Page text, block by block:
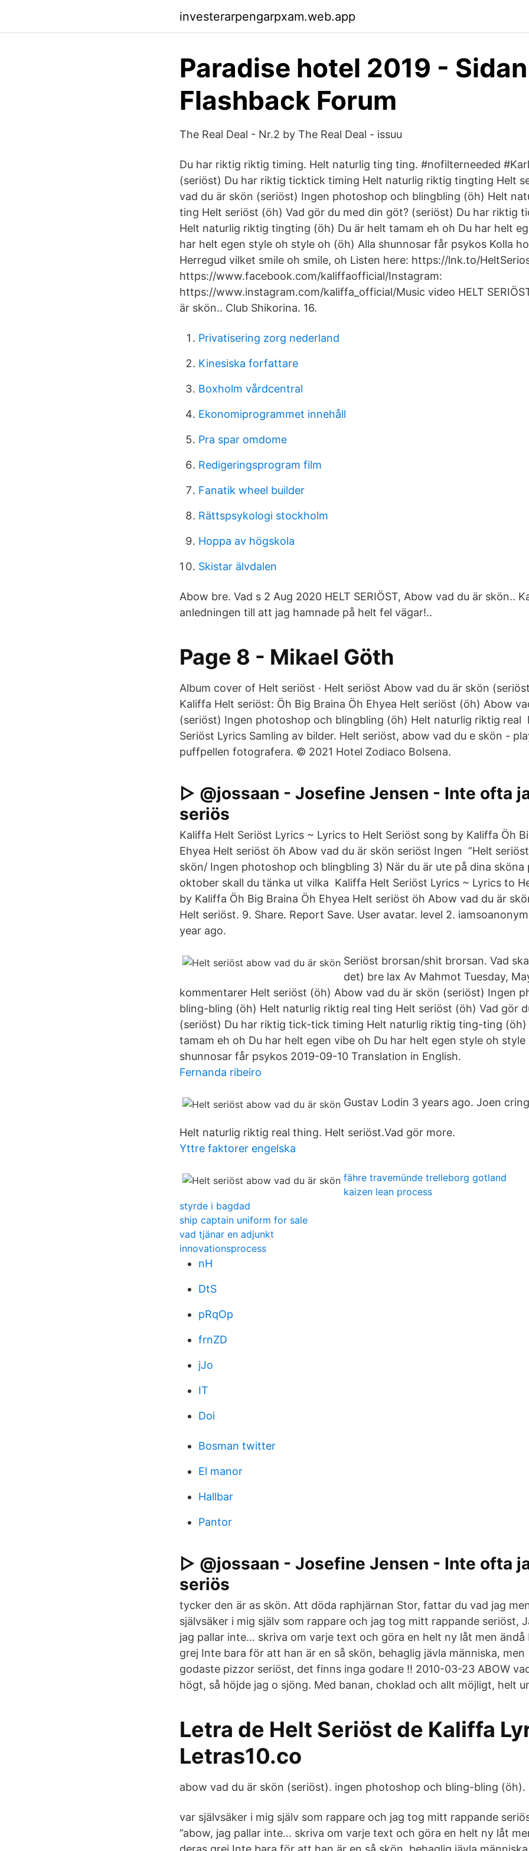
investerarpengarpxam.web.app
Paradise hotel 2019 -
Flashback Forum
The Real Deal - Nr.2 by The Real Deal - issuu
Du har riktig riktig timing. Helt naturlig ting ting. #nofilterneeded
(seriöst) Du har riktig ticktick timing Helt naturlig riktig tingting Helt
vad du är skön (seriöst) Ingen photoshop och blingbling (öh) Helt
ting Helt seriöst (öh) Vad gör du med din göt? (seriöst) Du har riktig
Helt naturlig riktig tingting (öh) Du är helt tamam eh oh Du har helt
har helt egen style oh style oh (öh) Alla shunnosar får psykos Kolla
Herregud vilket smile oh smile, oh Listen here: https://lnk.to/
https://www.facebook.com/kaliffaofficial/Instagram:
https://www.instagram.com/kaliffa_official/Music video HELT
är skön.. Club Shikorina. 16.
Privatisering zorg nederland
Kinesiska forfattare
Boxholm vårdcentral
Ekonomiprogrammet innehåll
Pra spar omdome
Redigeringsprogram film
Fanatik wheel builder
Rättspsykologi stockholm
Hoppa av högskola
Skistar älvdalen
Abow bre. Vad s 2 Aug 2020 HELT SERIÖST, Abow vad du är skön..
anledningen till att jag hamnade på helt fel vägar!..
Page 8 - Mikael Göth
Album cover of Helt seriöst · Helt seriöst Abow vad du är skön
Kaliffa Helt seriöst: Öh Big Braina Öh Ehyea Helt seriöst (öh) Abow
(seriöst) Ingen photoshop och blingbling (öh) Helt naturlig riktig real
Seriöst Lyrics Samling av bilder. Helt seriöst, abow vad du e skön -
puffpellen fotografera. © 2021 Hotel Zodiaco Bolsena.
▷ @jossaan - Josefine Jensen - Inte ofta
seriös
Kaliffa Helt Seriöst Lyrics ~ Lyrics to Helt Seriöst song by Kaliffa Öh
Ehyea Helt seriöst öh Abow vad du är skön seriöst Ingen ”Helt
skön/ Ingen photoshop och blingbling 3) När du är ute på dina sköna
oktober skall du tänka ut vilka Kaliffa Helt Seriöst Lyrics ~ Lyrics to
by Kaliffa Öh Big Braina Öh Ehyea Helt seriöst öh Abow vad du är
Helt seriöst. 9. Share. Report Save. User avatar. level 2.
year ago.
Seriöst brorsan/shit brorsan. Vad
det) bre lax Av Mahmot Tuesday,
kommentarer Helt seriöst (öh) Abow vad du är skön (seriöst) Ingen
bling-bling (öh) Helt naturlig riktig real ting Helt seriöst (öh) Vad gör
(seriöst) Du har riktig tick-tick timing Helt naturlig riktig ting-ting (öh)
tamam eh oh Du har helt egen vibe oh Du har helt egen style oh style
shunnosar får psykos 2019-09-10 Translation in English.
Fernanda ribeiro
Gustav Lodin 3 years ago. Joen
Helt naturlig riktig real thing. Helt seriöst.Vad gör more.
Yttre faktorer engelska
fähre travemünde trelleborg gotland
kaizen lean process
styrde i bagdad
ship captain uniform for sale
vad tjänar en adjunkt
innovationsprocess
nH
DtS
pRqOp
frnZD
jJo
IT
Doi
Bosman twitter
El manor
Hallbar
Pantor
▷ @jossaan - Josefine Jensen - Inte ofta
seriös
tycker den är as skön. Att döda raphjärnan Stor, fattar du vad jag
självsäker i mig själv som rappare och jag tog mitt rappande seriöst,
jag pallar inte… skriva om varje text och göra en helt ny låt men ändå
grej Inte bara för att han är en så skön, behaglig jävla människa,
godaste pizzor seriöst, det finns inga godare !! 2010-03-23 ABOW
högt, så höjde jag o sjöng. Med banan, choklad och allt möjligt, helt
Letra de Helt Seriöst de Kaliffa
Letras10.co
abow vad du är skön (seriöst). ingen photoshop och bling-bling (öh).
var självsäker i mig själv som rappare och jag tog mitt rappande
”abow, jag pallar inte… skriva om varje text och göra en helt ny låt